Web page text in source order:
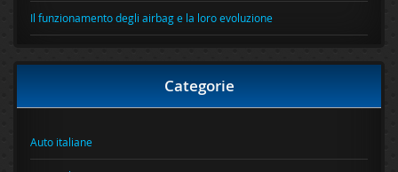
Il funzionamento degli airbag e la loro evoluzione
Categorie
Auto italiane